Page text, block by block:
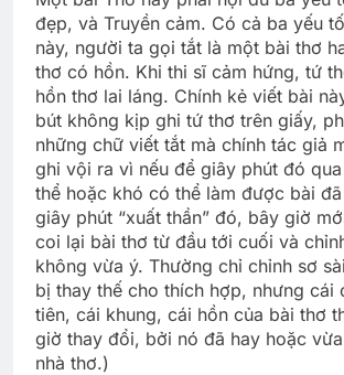
đẹp, và Truyền cảm. Có cả ba yếu
này, người ta gọi tắt là một bài thơ
thơ có hồn. Khi thi sĩ cảm hứng, tứ
hồn thơ lai láng. Chính kẻ viết bài
bút không kịp ghi tứ thơ trên giấy,
những chữ viết tắt mà chính tác giả
ghi vội ra vì nếu để giây phút đó
thể hoặc khó có thể làm được bài
giây phút “xuất thần” đó, bây giờ
coi lại bài thơ từ đầu tới cuối và
không vừa ý. Thường chỉ chỉnh sơ
bị thay thế cho thích hợp, nhưng cái
tiên, cái khung, cái hồn của bài thơ
giờ thay đổi, bởi nó đã hay hoặc
nhà thơ.)